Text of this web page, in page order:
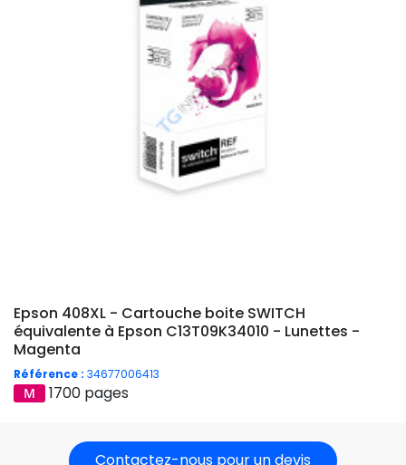
Epson 408XL - Cartouche boite SWITCH
équivalente à Epson C13T09K34010 - Lunettes -
Magenta
Référence : 34677006413
1700 pages
Contactez-nous pour un devis